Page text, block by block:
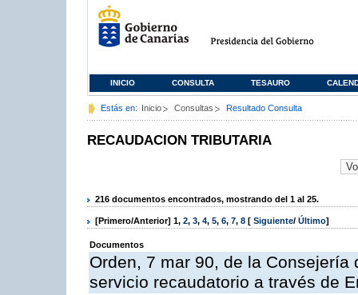
INICIO CONSULTA TESAURO
Estás en: Inicio Consultas Resultado Consulta
RECAUDACION TRIBUTARIA
216 documentos encontrados, mostrando del 1 al 25.
[Primero/Anterior] 1, 2, 3, 4, 5, 6, 7, 8 [ Siguiente/ Último]
Documentos
Orden, 7 mar 90, de la
servicio recaudatorio a través de